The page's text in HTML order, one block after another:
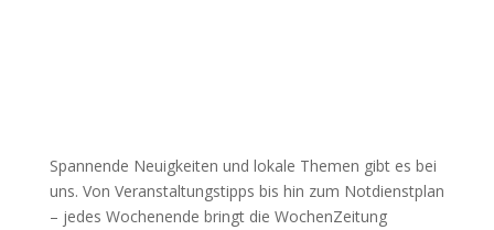
Spannende Neuigkeiten und lokale Themen gibt es bei
uns. Von Veranstaltungstipps bis hin zum Notdienstplan
– jedes Wochenende bringt die WochenZeitung